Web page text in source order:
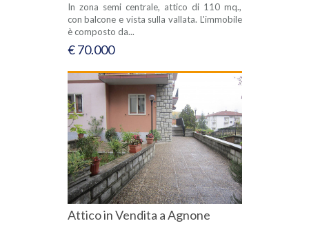
In zona semi centrale, attico di 110 mq.,
con balcone e vista sulla vallata. L'immobile
è composto da...
€ 70.000
Attico in Vendita a Agnone